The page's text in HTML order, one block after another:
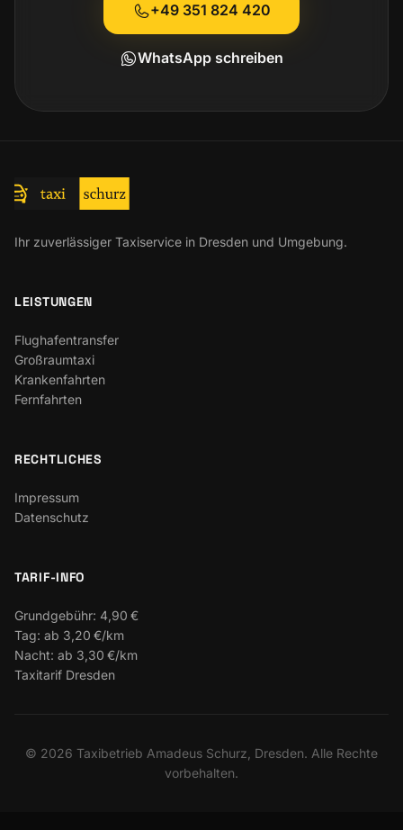
+49 351 824 420
WhatsApp schreiben
Ihr zuverlässiger Taxiservice in Dresden und Umgebung.
LEISTUNGEN
Flughafentransfer
Großraumtaxi
Krankenfahrten
Fernfahrten
RECHTLICHES
Impressum
Datenschutz
TARIF-INFO
Grundgebühr: 4,90 €
Tag: ab 3,20 €/km
Nacht: ab 3,30 €/km
Taxitarif Dresden
© 2026 Taxibetrieb Amadeus Schurz, Dresden. Alle Rechte
vorbehalten.